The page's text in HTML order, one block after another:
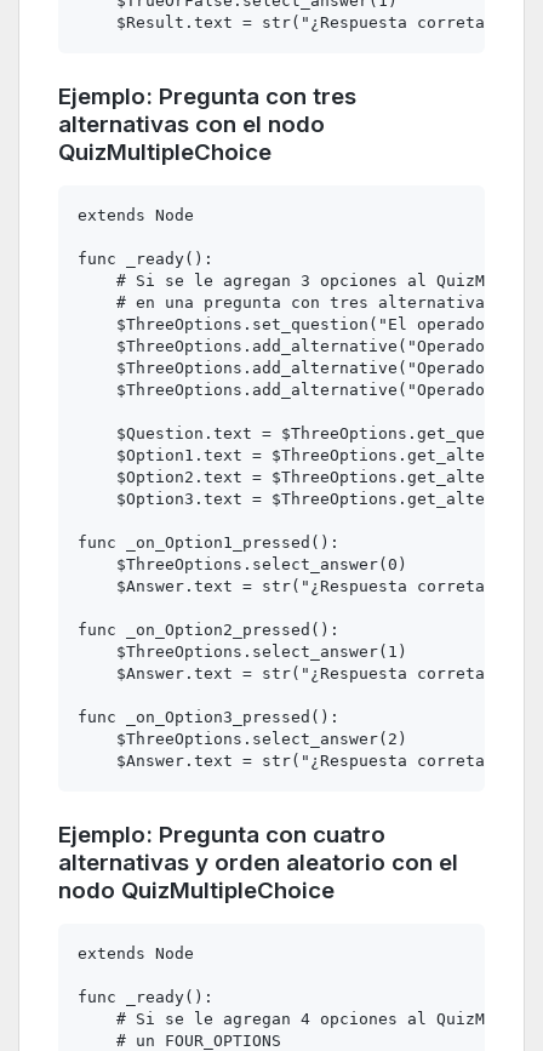
Ejemplo: Pregunta con tres
alternativas con el nodo
QuizMultipleChoice
extends Node
func _ready():
# Si se le agregan 3 opciones al
# en una pregunta con tres alternativas
$ThreeOptions.set_question("El operador =
$ThreeOptions.add_alternative("Operador
$ThreeOptions.add_alternative("Operador de
$ThreeOptions.add_alternative("Operador de
$Question.text =
$Option1.text =
$Option2.text =
$Option3.text =
func _on_Option1_pressed():
    $ThreeOptions.select_answer(0)
$Answer.text = str("¿Respuesta correta?: ",
func _on_Option2_pressed():
    $ThreeOptions.select_answer(1)
$Answer.text = str("¿Respuesta correta?: ",
func _on_Option3_pressed():
    $ThreeOptions.select_answer(2)
Ejemplo: Pregunta con cuatro
alternativas y orden aleatorio con el
nodo QuizMultipleChoice
extends Node
func _ready():
# Si se le agregan 4 opciones al
    # un FOUR_OPTIONS